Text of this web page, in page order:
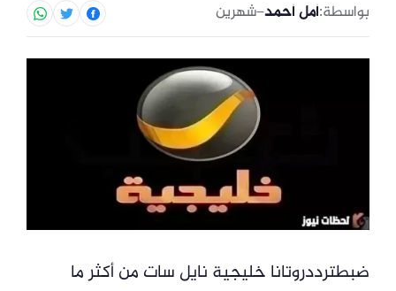
بواسطة:أمل أحمد–شهرين
ضبطترددروتانا خليجية نايل سات من أكثر ما